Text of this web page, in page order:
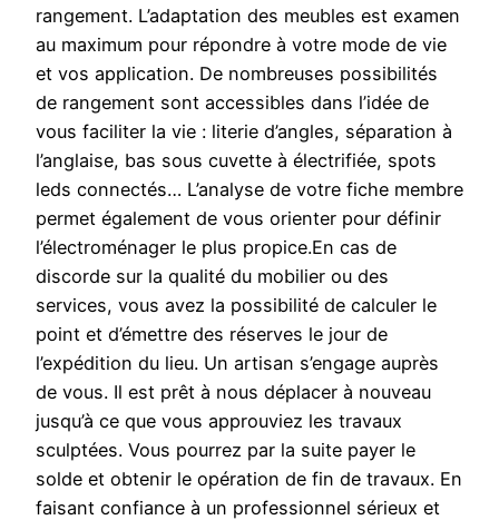
rangement. L’adaptation des meubles est examen
au maximum pour répondre à votre mode de vie
et vos application. De nombreuses possibilités
de rangement sont accessibles dans l’idée de
vous faciliter la vie : literie d’angles, séparation à
l’anglaise, bas sous cuvette à électrifiée, spots
leds connectés… L’analyse de votre fiche membre
permet également de vous orienter pour définir
l’électroménager le plus propice.En cas de
discorde sur la qualité du mobilier ou des
services, vous avez la possibilité de calculer le
point et d’émettre des réserves le jour de
l’expédition du lieu. Un artisan s’engage auprès
de vous. Il est prêt à nous déplacer à nouveau
jusqu’à ce que vous approuviez les travaux
sculptées. Vous pourrez par la suite payer le
solde et obtenir le opération de fin de travaux. En
faisant confiance à un professionnel sérieux et